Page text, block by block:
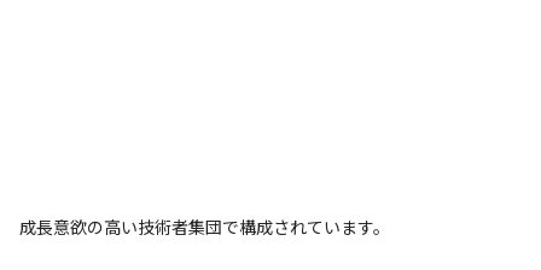
成長意欲の高い技術者集団で構成されています。